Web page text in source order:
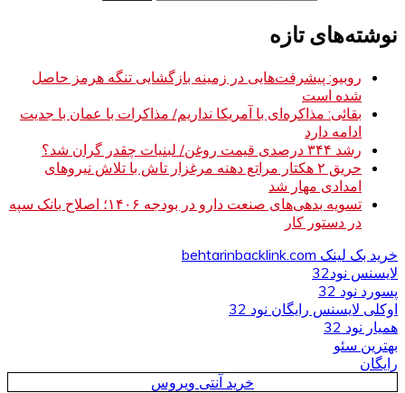
نوشته‌های تازه
روبیو: پیشرفت‌هایی در زمینه بازگشایی تنگه هرمز حاصل
شده است
بقائی: مذاکره‌ای با آمریکا نداریم/ مذاکرات با عمان با جدیت
ادامه دارد
رشد ۳۴۴ درصدی قیمت روغن/ لبنیات چقدر گران شد؟
حریق ۲ هکتار مراتع دهنه مرغزار تاش با تلاش نیروهای
امدادی مهار شد
تسویه بدهی‌های صنعت دارو در بودجه ۱۴۰۶؛ اصلاح بانک سپه
در دستور کار
خرید بک لینک behtarinbacklink.com
لایسنس نود32
پسورد نود 32
اوکلی لایسنس رایگان نود 32
همیار نود 32
بهترین سئو
رایگان
خرید آنتی ویروس